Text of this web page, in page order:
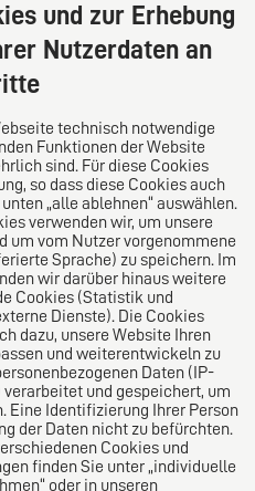
Aus Europa für die
Mittelstand.
und zur Erhebung
Nutzerdaten an
technisch notwendige
Funktionen der Website
sind. Für diese Cookies
so dass diese Cookies auch
„alle ablehnen“ auswählen.
verwenden wir, um unsere
um vom Nutzer vorgenommene
Sprache) zu speichern. Im
wir darüber hinaus weitere
Cookies (Statistik und
Dienste). Die Cookies
dazu, unsere Website Ihren
und weiterentwickeln zu
Daten (IP-
und gespeichert, um
Eine Identifizierung Ihrer Person
der Daten nicht zu befürchten.
Cookies und
finden Sie unter „individuelle
oder in unseren